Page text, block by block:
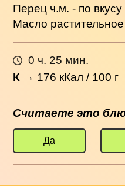
Перец ч.м. - по вкусу
Масло растительное
0 ч. 25 мин.
К → 176 кКал / 100 г
Считаете это
Да